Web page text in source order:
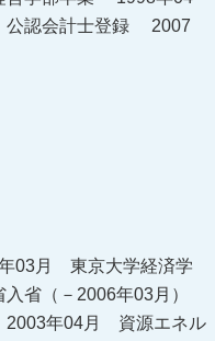
認会計士登録 2007
月 東京大学経済学
省（－2006年03月）
年04月 資源エネル